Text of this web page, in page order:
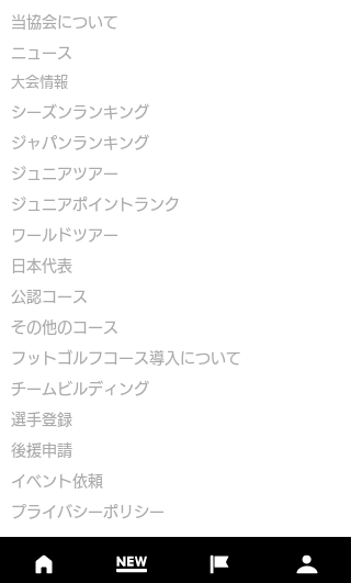
​当協会について
​ニュース
大会情報
シーズンランキング
ジャパンランキング
ジュニアツアー
ジュニアポイントランク
​ワールドツアー
​​日本代表
公認コース
​その他のコース
​ フットゴルフコース導入について
​チームビルディング
選手登録​
​後援申請
​イベント依頼
プライバシーポリシー